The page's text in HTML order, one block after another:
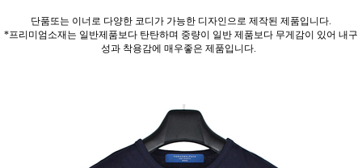
단품또는 이너로 다양한 코디가 가능한 디자인으로 제작된 제품입니다.
*프리미엄소재는 일반제품보다 탄탄하며 중량이 일반 제품보다 무게감이 있어 내구
성과 착용감에 매우좋은 제품입니다.